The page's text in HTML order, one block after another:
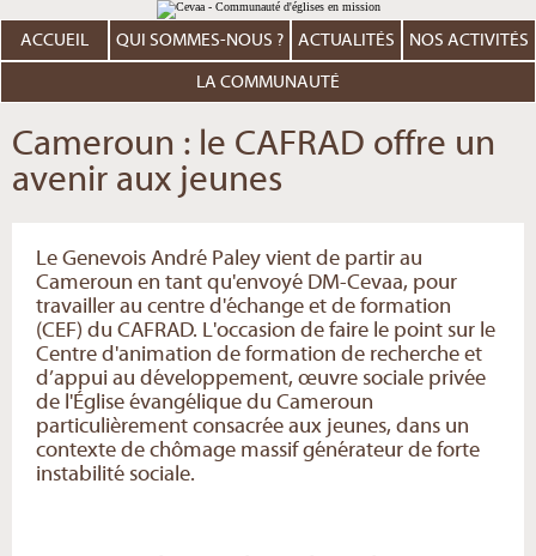
au
contenu.
Aller
personnels
ACCUEIL QUI SOMMES-NOUS ? ACTUALITÉS NOS ACTIVITÉS
LA COMMUNAUTÉ
Cameroun : le CAFRAD offre un
avenir aux jeunes
Le Genevois André Paley vient de partir au
Cameroun en tant qu'envoyé DM-Cevaa, pour
travailler au centre d'échange et de formation
(CEF) du CAFRAD. L'occasion de faire le point sur le
Centre d'animation de formation de recherche et
d’appui au développement, œuvre sociale privée
de l'Église évangélique du Cameroun
particulièrement consacrée aux jeunes, dans un
contexte de chômage massif générateur de forte
instabilité sociale.